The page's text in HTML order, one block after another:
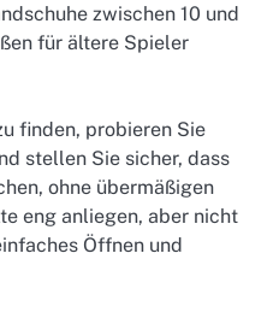
zwischen 10 und
für ältere Spieler
finden, probieren Sie
stellen Sie sicher, dass
ohne übermäßigen
eng anliegen, aber nicht
Öffnen und